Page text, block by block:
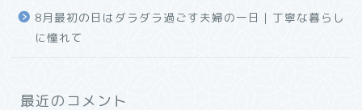
8月最初の日はダラダラ過ごす夫婦の一日｜丁寧な暮らし
に憧れて
最近のコメント